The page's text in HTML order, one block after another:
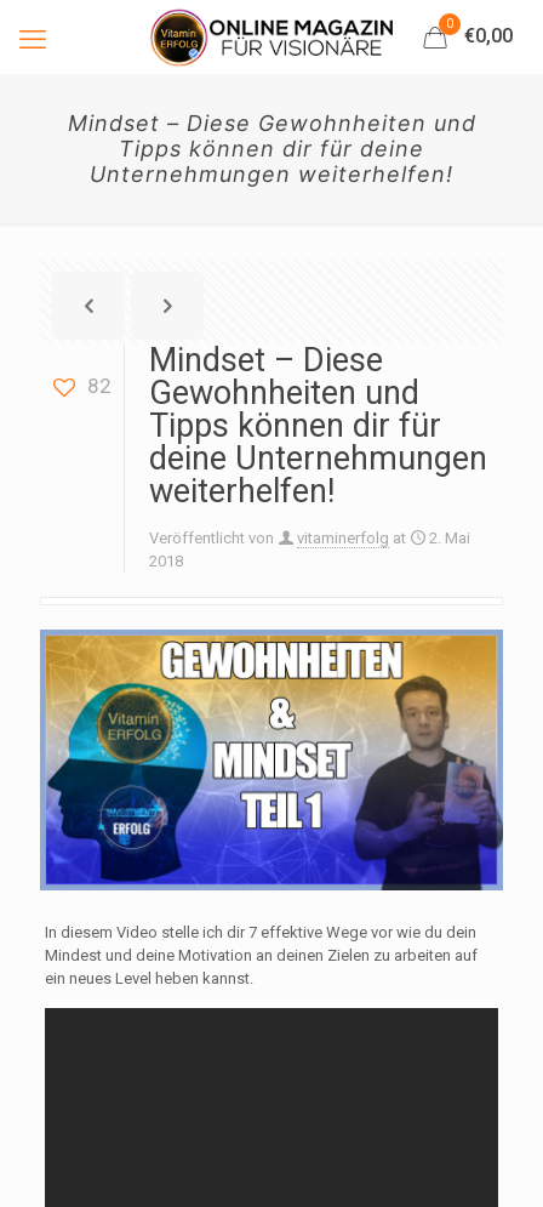
0
€0,00
Mindset – Diese Gewohnheiten und
Tipps können dir für deine
Unternehmungen weiterhelfen!
82
Mindset – Diese
Gewohnheiten und
Tipps können dir für
deine Unternehmungen
weiterhelfen!
Veröffentlicht von vitaminerfolg at
2. Mai
2018
In diesem Video stelle ich dir 7 effektive Wege vor wie du dein
Mindest und deine Motivation an deinen Zielen zu arbeiten auf
ein neues Level heben kannst.